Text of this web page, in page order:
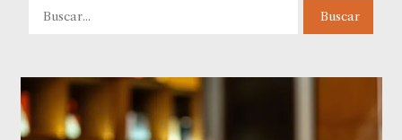
Buscar